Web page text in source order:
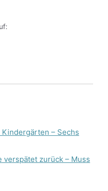
– Sechs
verspätet zurück – Muss